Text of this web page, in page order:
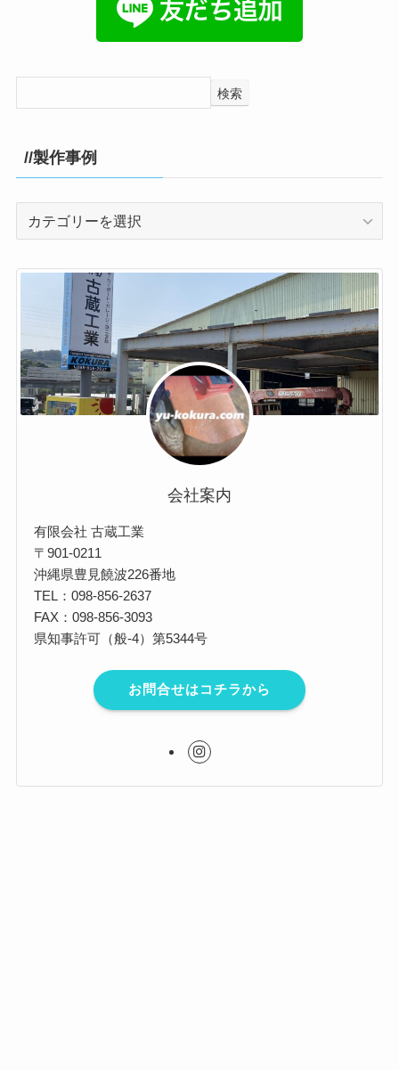
検索
//製作事例
事
会社案内
有限会社 古蔵工業
〒901-0211
沖縄県豊見饒波226番地
TEL：098-856-2637
FAX：098-856-3093
県知事許可（般-4）第5344号
お問合せはコチラから